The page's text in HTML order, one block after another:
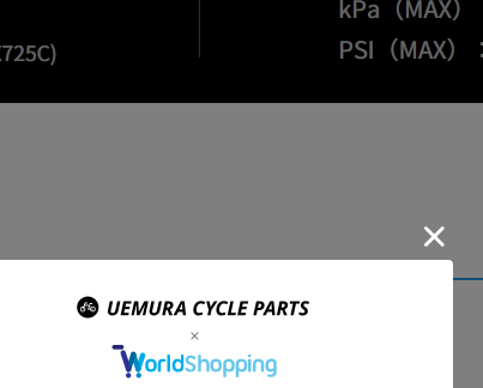
てご連絡させて頂きます。
場合がございます。
す。